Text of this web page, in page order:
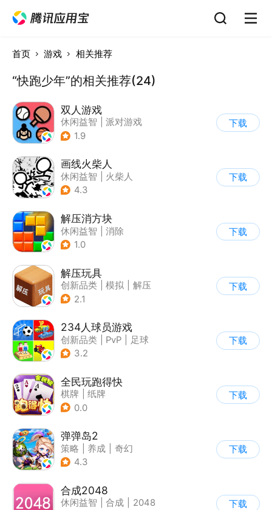
首页 游戏 相关推荐
“快跑少年”的相关推荐(24)
双人游戏
休闲益智
派对游戏
1.9
下载
画线火柴人
休闲益智
火柴人
| DIY
4.3
下载
解压消方块
休闲益智
消除
1.0
下载
解压玩具
创新品类 模拟
解压
| 卡通
2.1
下载
234人球员游戏
创新品类 PvP
足球
| 千人同屏
3.2
下载
全民玩跑得快
棋牌
纸牌
0.0
下载
弹弹岛2
策略 养成
奇幻
| Q版
4.3
下载
合成2048
休闲益智 合成
2048
下载